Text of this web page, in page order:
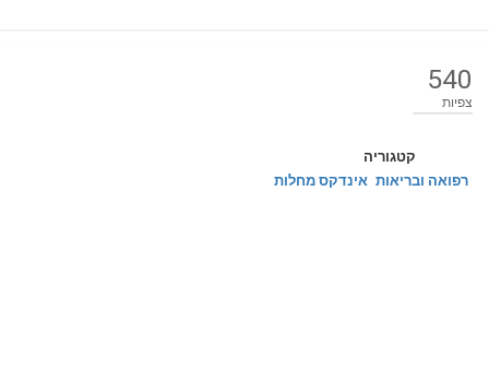
540
צפיות
קטגוריה
רפואה ובריאות אינדקס מחלות